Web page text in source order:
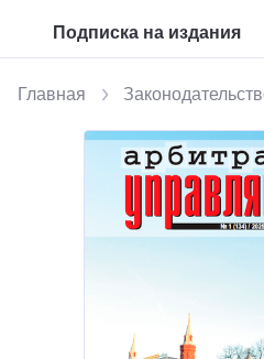
Подписка на издания
Главная